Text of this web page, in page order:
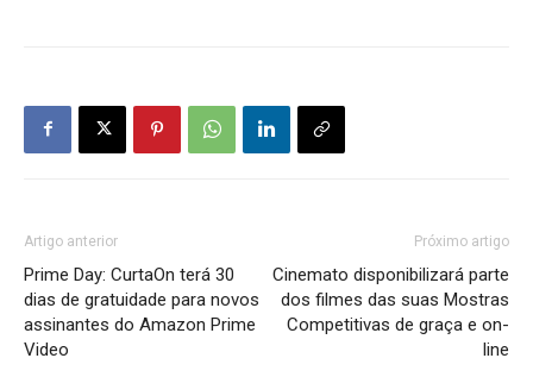
Artigo anterior
Prime Day: CurtaOn terá 30
dias de gratuidade para novos
assinantes do Amazon Prime
Video
Próximo artigo
Cinemato disponibilizará parte
dos filmes das suas Mostras
Competitivas de graça e on-
line